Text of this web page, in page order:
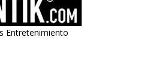
Entretenimiento